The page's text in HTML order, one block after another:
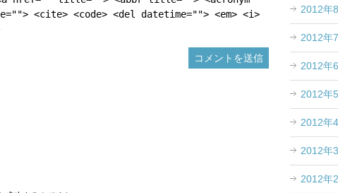
<cite> <code> <del datetime=""> <em> <i>
2012年
2012年
2012年
2012年
2012年
2012年
2012年